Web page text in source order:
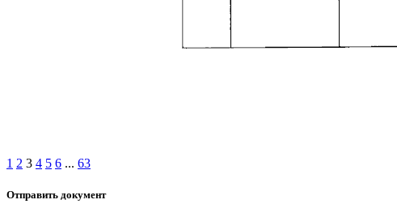
1 2 3 4 5 6 ... 63
Отправить документ